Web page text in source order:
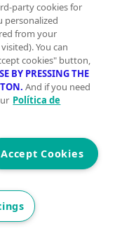
party cookies for
personalized
from your
You can
cookies" button,
BY PRESSING THE
And if you need
Política de
Accept Cookies